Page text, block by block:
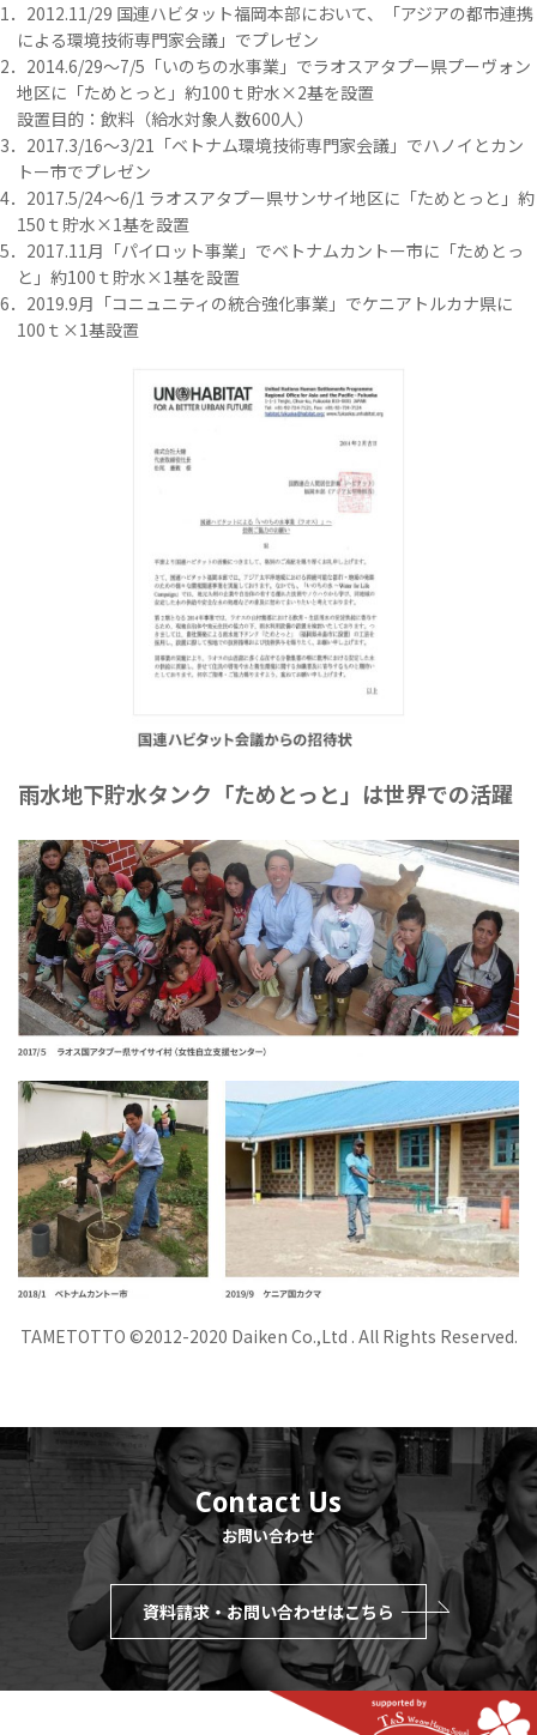
1．2012.11/29 国連ハビタット福岡本部において、「アジアの都市連携
による環境技術専門家会議」でプレゼン
2．2014.6/29～7/5「いのちの水事業」でラオスアタプー県プーヴォン
地区に「ためとっと」約100ｔ貯水×2基を設置
設置目的：飲料（給水対象人数600人）
3．2017.3/16～3/21「ベトナム環境技術専門家会議」でハノイとカン
トー市でプレゼン
4．2017.5/24～6/1 ラオスアタプー県サンサイ地区に「ためとっと」約
150ｔ貯水×1基を設置
5．2017.11月「パイロット事業」でベトナムカントー市に「ためとっ
と」約100ｔ貯水×1基を設置
6．2019.9月「コニュニティの統合強化事業」でケニアトルカナ県に
100ｔ×1基設置
雨水地下貯水タンク「ためとっと」は世界での活躍
TAMETOTTO ©2012-2020 Daiken Co.,Ltd . All Rights Reserved.
Contact Us
お問い合わせ
資料請求・お問い合わせはこちら